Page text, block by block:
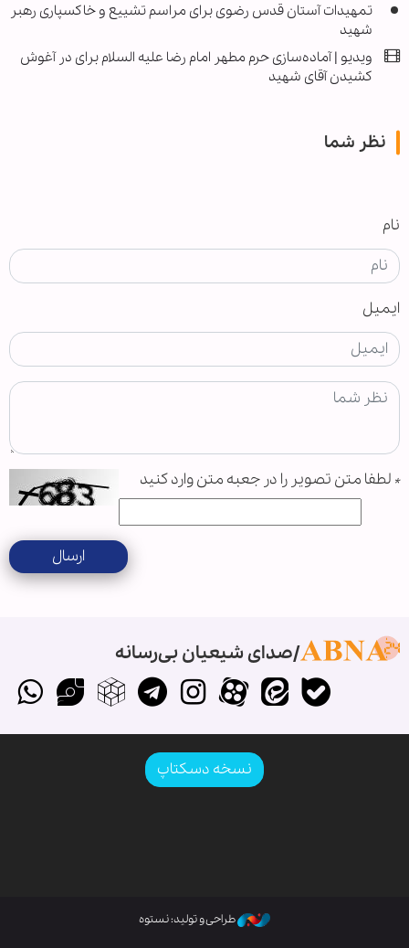
تمهیدات آستان قدس رضوی برای مراسم تشییع و خاکسپاری رهبر
شهید
ویدیو | آماده‌سازی حرم مطهر امام رضا علیه السلام برای در آغوش
کشیدن آقای شهید
نظر شما
نام
ایمیل
* لطفا متن تصویر را در جعبه متن وارد کنید
ارسال
صدای شیعیان بی‌رسانه
نسخه دسکتاپ
طراحی و تولید: نستوه